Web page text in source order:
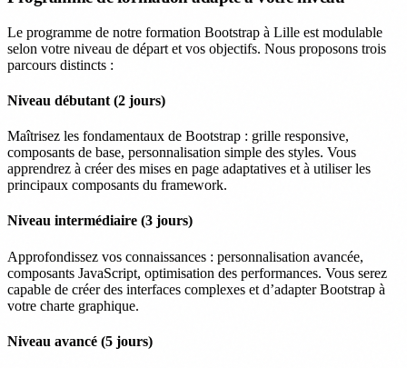
Le programme de notre formation Bootstrap à Lille est modulable
selon votre niveau de départ et vos objectifs. Nous proposons trois
parcours distincts :
Niveau débutant (2 jours)
Maîtrisez les fondamentaux de Bootstrap : grille responsive,
composants de base, personnalisation simple des styles. Vous
apprendrez à créer des mises en page adaptatives et à utiliser les
principaux composants du framework.
Niveau intermédiaire (3 jours)
Approfondissez vos connaissances : personnalisation avancée,
composants JavaScript, optimisation des performances. Vous serez
capable de créer des interfaces complexes et d’adapter Bootstrap à
votre charte graphique.
Niveau avancé (5 jours)